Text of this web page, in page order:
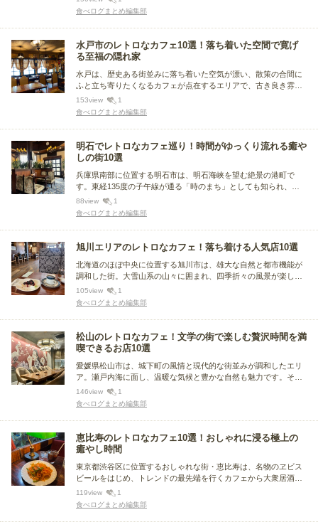
す。そんな浜松にある、レトロなカフェをまとめました。
食べログまとめ編集部
水戸市のレトロなカフェ10選！落ち着いた空間で寛げ
る至福の隠れ家
水戸は、歴史ある街並みに落ち着いた空気が漂い、散策の合間に
ふと立ち寄りたくなるカフェが点在するエリアで、古き良き雰囲
気や、穏やかに流れる時間を感じられるお店も多数あります。今
回は、そんな水戸でぜひ訪れてほしい、おすすめのレトロなカフ
153view
1
食べログまとめ編集部
明石でレトロなカフェ巡り！時間がゆっくり流れる癒や
しの街10選
兵庫県南部に位置する明石市は、明石海峡を望む絶景の港町で
す。東経135度の子午線が通る「時のまち」としても知られ、レ
トロな街並みが魅力。グルメでは「明石焼（玉子焼）」や、明石
海峡の激流で育った新鮮なタコが人気！歴史と食を堪能できる街
めました。
88view
1
食べログまとめ編集部
旭川エリアのレトロなカフェ！落ち着ける人気店10選
北海道のほぼ中央に位置する旭川市は、雄大な自然と都市機能が
調和した街。大雪山系の山々に囲まれ、四季折々の風景が楽しめ
るのが魅力です。旭川ラーメンや旭川醤油ホルモン、新鮮な海産
物など、北海道ならではのグルメも充実しています。今回は、旭
した。
105view
1
食べログまとめ編集部
松山のレトロなカフェ！文学の街で楽しむ贅沢時間を満
喫できるお店10選
愛媛県松山市は、城下町の風情と現代的な街並みが調和したエリ
ア。瀬戸内海に面し、温暖な気候と豊かな自然も魅力です。そこ
で今回は、松山エリアのレトロなカフェに注目し、おすすめのお
店をまとめました。こだわりのコーヒーを味わえるお店や和カフ
146view
1
食べログまとめ編集部
恵比寿のレトロなカフェ10選！おしゃれに浸る極上の
癒やし時間
東京都渋谷区に位置するおしゃれな街・恵比寿は、名物のヱビス
ビールをはじめ、トレンドの最先端を行くカフェから大衆居酒屋
まで、多彩なグルメの選択肢があります。今回は、その恵比寿に
あるインテリアにこだわったお店や、常連客に長く愛されるお店
119view
1
食べログまとめ編集部